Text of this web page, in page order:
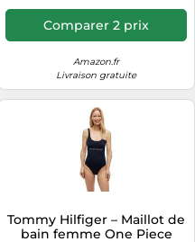
Comparer 2 prix
Amazon.fr
Livraison gratuite
Tommy Hilfiger – Maillot de
bain femme One Piece